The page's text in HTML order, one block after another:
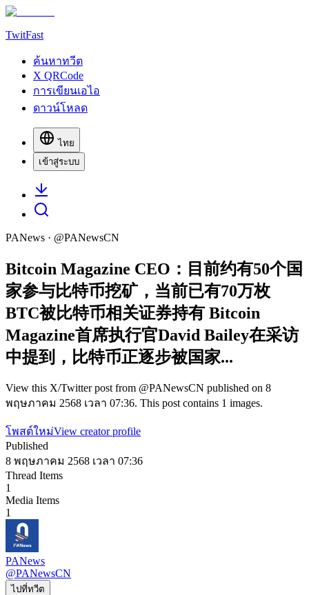
TwitFast
ค้นหาทวีต
X QRCode
การเขียนเอไอ
ดาวน์โหลด
ไทย
เข้าสู่ระบบ
PANews · @PANewsCN
Bitcoin Magazine CEO：目前约有50个国
家参与比特币挖矿，当前已有70万枚
BTC被比特币相关证券持有 Bitcoin
Magazine首席执行官David Bailey在采访
中提到，比特币正逐步被国家...
View this X/Twitter post from @PANewsCN published on 8
พฤษภาคม 2568 เวลา 07:36. This post contains 1 images.
โพสต์ใหม่View creator profile
Published
8 พฤษภาคม 2568 เวลา 07:36
Thread Items
1
Media Items
1
PANews
@PANewsCN
ไปที่ทวีต